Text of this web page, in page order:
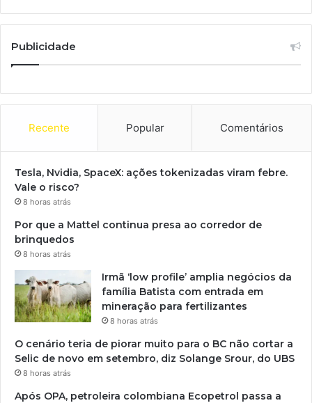
Publicidade
Recente Popular Comentários
Tesla, Nvidia, SpaceX: ações tokenizadas viram febre.
Vale o risco?
8 horas atrás
Por que a Mattel continua presa ao corredor de
brinquedos
8 horas atrás
Irmã ‘low profile’ amplia negócios da
família Batista com entrada em
mineração para fertilizantes
8 horas atrás
O cenário teria de piorar muito para o BC não cortar a
Selic de novo em setembro, diz Solange Srour, do UBS
8 horas atrás
Após OPA, petroleira colombiana Ecopetrol passa a